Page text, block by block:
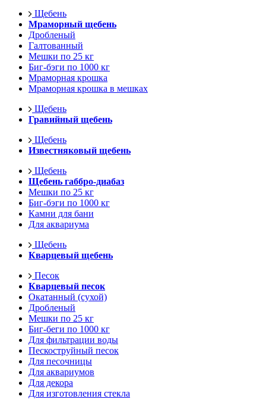
Щебень
Мраморный щебень
Дробленый
Галтованный
Мешки по 25 кг
Биг-бэги по 1000 кг
Мраморная крошка
Мраморная крошка в мешках
Щебень
Гравийный щебень
Щебень
Известняковый щебень
Щебень
Щебень габбро-диабаз
Мешки по 25 кг
Биг-бэги по 1000 кг
Камни для бани
Для аквариума
Щебень
Кварцевый щебень
Песок
Кварцевый песок
Окатанный (сухой)
Дробленый
Мешки по 25 кг
Биг-беги по 1000 кг
Для фильтрации воды
Пескоструйный песок
Для песочницы
Для аквариумов
Для декора
Для изготовления стекла